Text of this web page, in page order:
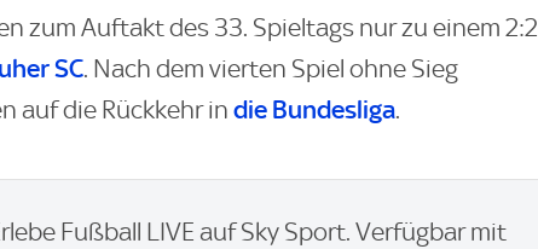
zum Auftakt des 33. Spieltags nur zu einem 2:2
SC. Nach dem vierten Spiel ohne Sieg
auf die Rückkehr in die Bundesliga.
Fußball LIVE auf Sky Sport. Verfügbar mit